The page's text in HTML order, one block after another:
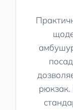
рюкзак.